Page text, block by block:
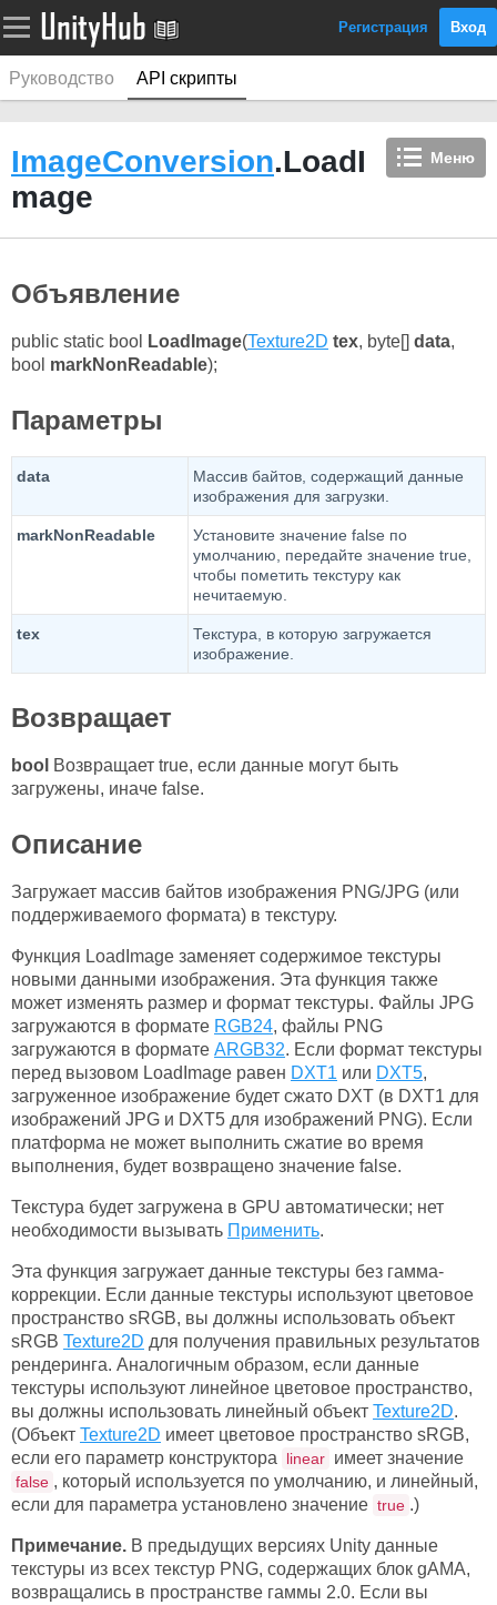
Регистрация Вход
Руководство API скрипты
Меню
ImageConversion.LoadI
mage
Объявление
public static bool LoadImage(Texture2D tex, byte[] data,
bool markNonReadable);
Параметры
data
Массив байтов, содержащий данные
изображения для загрузки.
markNonReadable
Установите значение false по
умолчанию, передайте значение true,
чтобы пометить текстуру как
нечитаемую.
tex
Текстура, в которую загружается
изображение.
Возвращает
bool Возвращает true, если данные могут быть
загружены, иначе false.
Описание
Загружает массив байтов изображения PNG/JPG (или
поддерживаемого формата) в текстуру.
Функция LoadImage заменяет содержимое текстуры
новыми данными изображения. Эта функция также
может изменять размер и формат текстуры. Файлы JPG
загружаются в формате RGB24, файлы PNG
загружаются в формате ARGB32. Если формат текстуры
перед вызовом LoadImage равен DXT1 или DXT5,
загруженное изображение будет сжато DXT (в DXT1 для
изображений JPG и DXT5 для изображений PNG). Если
платформа не может выполнить сжатие во время
выполнения, будет возвращено значение false.
Текстура будет загружена в GPU автоматически; нет
необходимости вызывать Применить.
Эта функция загружает данные текстуры без гамма-
коррекции. Если данные текстуры используют цветовое
пространство sRGB, вы должны использовать объект
sRGB Texture2D для получения правильных результатов
рендеринга. Аналогичным образом, если данные
текстуры используют линейное цветовое пространство,
вы должны использовать линейный объект Texture2D.
(Объект Texture2D имеет цветовое пространство sRGB,
если его параметр конструктора
linear имеет значение
false , который используется по умолчанию, и линейный,
если для параметра установлено значение true .)
Примечание. В предыдущих версиях Unity данные
текстуры из всех текстур PNG, содержащих блок gAMA,
возвращались в пространстве гаммы 2.0. Если вы